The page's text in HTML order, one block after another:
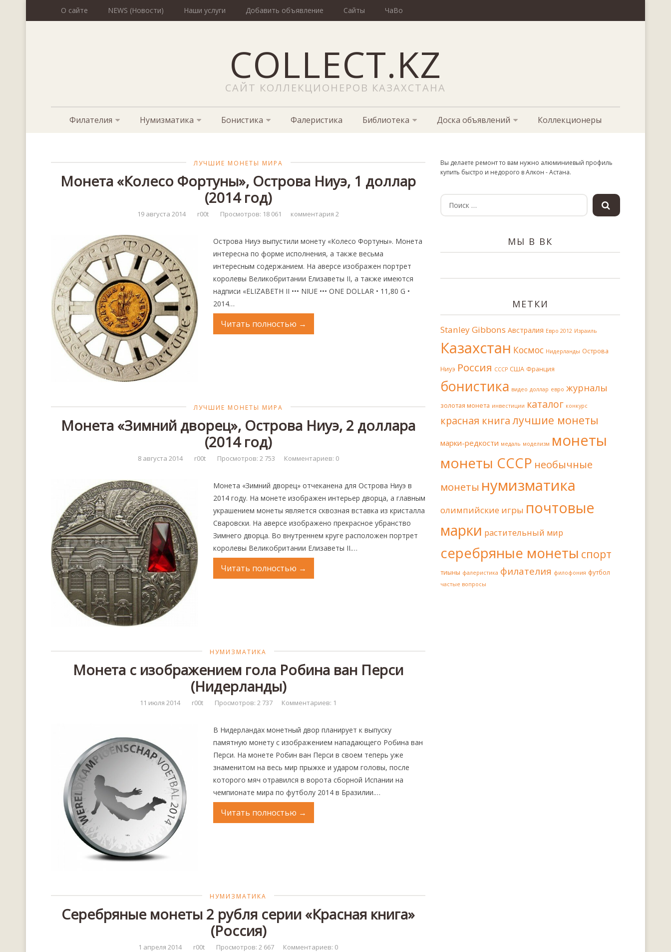
О сайте NEWS (Новости) Наши услуги Добавить объявление Сайты ЧаВо
COLLECT.KZ
САЙТ КОЛЛЕКЦИОНЕРОВ КАЗАХСТАНА
Филателия Нумизматика Бонистика Фалеристика Библиотека Доска объявлений Коллекционеры
ЛУЧШИЕ МОНЕТЫ МИРА
Монета «Колесо Фортуны», Острова Ниуэ, 1 доллар
(2014 год)
19 августа 2014 r00t Просмотров: 18 061 комментария 2
Острова Ниуэ выпустили монету «Колесо Фортуны». Монета
интересна по форме исполнения, а также весьма
интересным содержанием. На аверсе изображен портрет
королевы Великобритании Елизаветы II, а также имеются
надписи «ELIZABETH II ••• NIUE ••• ONE DOLLAR • 11,80 G •
2014…
Читать полностью →
ЛУЧШИЕ МОНЕТЫ МИРА
Монета «Зимний дворец», Острова Ниуэ, 2 доллара
(2014 год)
8 августа 2014 r00t Просмотров: 2 753 Комментариев: 0
Монета «Зимний дворец» отчеканена для Острова Ниуэ в
2014 году. На монете изображен интерьер дворца, а главным
украшением монеты является сквозная вставка из кристалла
Сваровски. На аверсе изображено прекрасное убранство
Зимнего дворца. Во внутреннем круге расположен портрет
королевы Великобритании Елизаветы II.…
Читать полностью →
НУМИЗМАТИКА
Монета с изображением гола Робина ван Перси
(Нидерланды)
11 июля 2014 r00t Просмотров: 2 737 Комментариев: 1
В Нидерландах монетный двор планирует к выпуску
памятную монету с изображением нападающего Робина ван
Перси. На монете Робин ван Перси в своем теперь уже
знаменитом на весь мир прыжке и ударом головы, после
которого мяч отравился в ворота сборной Испании на
чемпионате мира по футболу 2014 в Бразилии.…
Читать полностью →
НУМИЗМАТИКА
Серебряные монеты 2 рубля серии «Красная книга»
(Россия)
1 апреля 2014 r00t Просмотров: 2 667 Комментариев: 0
Вы делаете ремонт то вам нужно алюминиевый профиль
купить быстро и недорого в Алкон - Астана.
МЫ В ВК
МЕТКИ
Stanley Gibbons Австралия Евро 2012 Израиль
Казахстан Космос Нидерланды Острова
Ниуэ Россия СССР США Франция
бонистика видео доллар евро журналы
золотая монета инвестиции каталог конкурс
красная книгалучшие монеты
марки-редкости медаль моделизм монеты
монеты СССР необычные
монеты нумизматика
олимпийские игры почтовые
марки растительный мир
серебряные монеты спорт
тиыны фалеристика филателия филофония футбол
частые вопросы